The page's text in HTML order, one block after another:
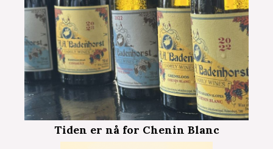
Tiden er nå for Chenin Blanc